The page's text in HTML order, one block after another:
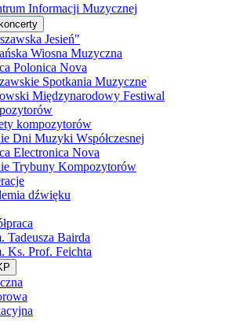
Informacji Muzycznej
Jesień"
Wiosna Muzyczna
Polonica Nova
Spotkania Muzyczne
Międzynarodowy Festiwal
kompozytorów
Dni Muzyki Współczesnej
Electronica Nova
Trybuny Kompozytorów
dźwięku
Tadeusza Bairda
Ks. Prof. Feichta